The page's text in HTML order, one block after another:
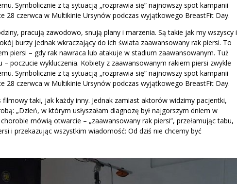
Symbolicznie z tą sytuacją „rozprawia się” najnowszy spot kampanii
28 czerwca w Multikinie Ursynów podczas wyjątkowego BreastFit Day.
pracują zawodowo, snują plany i marzenia. Są takie jak my wszyscy i
burzy jednak wkraczający do ich świata zaawansowany rak piersi. To
piersi – gdy rak nawraca lub atakuje w stadium zaawansowanym. Tuż
poczucie wykluczenia. Kobiety z zaawansowanym rakiem piersi zwykle
Symbolicznie z tą sytuacją „rozprawia się” najnowszy spot kampanii
28 czerwca w Multikinie Ursynów podczas wyjątkowego BreastFit Day.
taki, jak każdy inny. Jednak zamiast aktorów widzimy pacjentki,
„Dzień, w którym usłyszałam diagnozę był najgorszym dniem w
mówią otwarcie – „zaawansowany rak piersi”, przełamując tabu,
i przekazując wszystkim wiadomość: Od dziś nie chcemy być